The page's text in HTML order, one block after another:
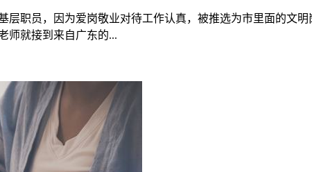
职员，因为爱岗敬业对待工作认真，被推选为市里面的文
师就接到来自广东的...